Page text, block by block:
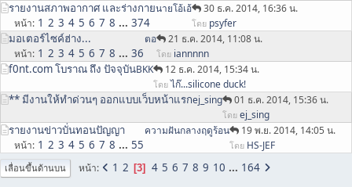
รายงานสภาพอากาศ และร่างกาย
หน้า 1 2 3 4 5 6 7 8 ... 374
นายโอ้เอ้ 30 ธ.ค. 2014, 16:36 น.
โดย psyfer
มอเตอร์ไซค์ฮ่าง...
หน้า 1 2 3 4 5 6 7 8 ... 36
ตอ 21 ธ.ค. 2014, 11:08 น.
โดย iannnnn
f0nt.com โบราณ ถึง ปัจจุบันBKK 12 ธ.ค. 2014, 15:34 น.
โดย ไก๊...silicone duck!
** มีงานให้ทำด่วนๆ ออกแบบเว็บหน้าแรกej_sing 01 ธ.ค. 2014, 15:36 น.
โดย ej_sing
รายงานข่าวบั่นทอนปัญญา
หน้า 1 2 3 4 5 6 7 8 ... 55
ความฝันกลางฤดูร้อน 19 พ.ย. 2014, 14:05 น.
โดย HS-JEF
เลื่อนขึ้นด้านบน หน้า 1 2 3 4 5 6 7 8 9 10 ... 164